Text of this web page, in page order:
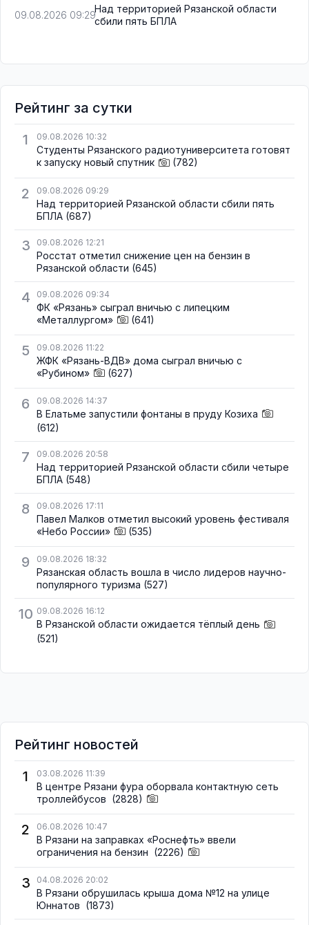
09.08.2026 09:29
Над территорией Рязанской области
сбили пять БПЛА
Рейтинг за сутки
1
09.08.2026 10:32
Студенты Рязанского радиотуниверситета готовят
к запуску новый спутник
(782)
2 09.08.2026 09:29
Над территорией Рязанской области сбили пять
БПЛА (687)
3 09.08.2026 12:21
Росстат отметил снижение цен на бензин в
Рязанской области (645)
4 09.08.2026 09:34
ФК «Рязань» сыграл вничью с липецким
«Металлургом»
(641)
5 09.08.2026 11:22
ЖФК «Рязань-ВДВ» дома сыграл вничью с
«Рубином»
(627)
6 09.08.2026 14:37
В Елатьме запустили фонтаны в пруду Козиха
(612)
7 09.08.2026 20:58
Над территорией Рязанской области сбили четыре
БПЛА (548)
8 09.08.2026 17:11
Павел Малков отметил высокий уровень фестиваля
«Небо России»
(535)
9 09.08.2026 18:32
Рязанская область вошла в число лидеров научно-
популярного туризма (527)
10 09.08.2026 16:12
В Рязанской области ожидается тёплый день
(521)
Рейтинг новостей
1
03.08.2026 11:39
В центре Рязани фура оборвала контактную сеть
троллейбусов (2828)
2 06.08.2026 10:47
В Рязани на заправках «Роснефть» ввели
ограничения на бензин (2226)
3 04.08.2026 20:02
В Рязани обрушилась крыша дома №12 на улице
Юннатов (1873)